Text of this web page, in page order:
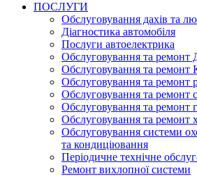
ПОСЛУГИ
Обслуговування дахів та
Діагностика автомобіля
Послуги автоелектрика
Обслуговування та ремонт
Обслуговування та
Обслуговування та ремонт
Обслуговування та ремонт
Обслуговування та ремонт
Обслуговування та ремонт
Обслуговування системи
та кондиціювання
Періодичне технічне
Ремонт вихлопної системи